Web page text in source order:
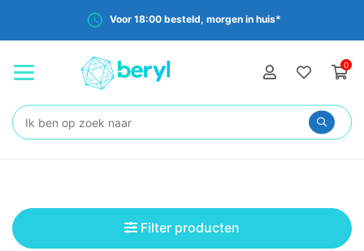
Gratis verzending vanaf €35,-
0
Zoeken:
Filter producten